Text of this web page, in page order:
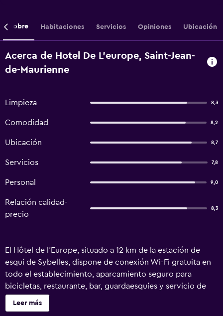
Sobre Habitaciones Servicios Opiniones Ubicación
Acerca de Hotel De L'europe, Saint-Jean-
de-Maurienne
Limpieza 8,3
Comodidad 8,2
Ubicación 8,7
Servicios 7,8
Personal 9,0
Relación calidad-
precio
8,3
El Hôtel de l'Europe, situado a 12 km de la estación de
esquí de Sybelles, dispone de conexión Wi-Fi gratuita en
todo el establecimiento, aparcamiento seguro para
bicicletas, restaurante, bar, guardaesquíes y servicio de
lavandería. Las habitaciones del Hôtel de l'Europe cuentan
con TV de pantalla plana, armario, hervidor de agua
Leer más